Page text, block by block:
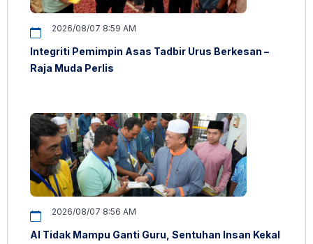
2026/08/07 8:59 AM
Integriti Pemimpin Asas Tadbir Urus Berkesan –
Raja Muda Perlis
2026/08/07 8:56 AM
AI Tidak Mampu Ganti Guru, Sentuhan Insan Kekal